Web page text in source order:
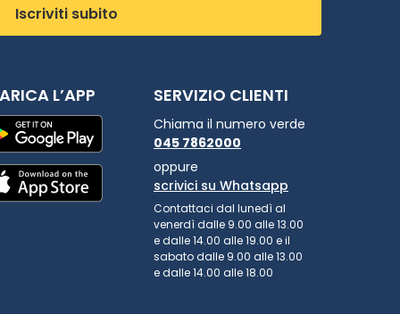
Iscriviti subito
L’APP SERVIZIO CLIENTI
Chiama il numero verde
045 7862000
oppure
scrivici su Whatsapp
Contattaci dal lunedì al
venerdì dalle 9.00 alle 13.00
e dalle 14.00 alle 19.00 e il
sabato dalle 9.00 alle 13.00
e dalle 14.00 alle 18.00